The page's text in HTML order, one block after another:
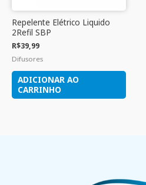
Repelente Elétrico Liquido
2Refil SBP
R$39,99
Difusores
ADICIONAR AO
CARRINHO